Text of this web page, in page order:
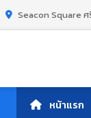
Seacon Square
หน้าแรก